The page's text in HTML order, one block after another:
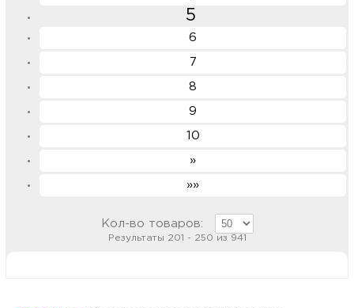
5
6
7
8
9
10
»
»»
Кол-во товаров:
Результаты 201 - 250 из 941